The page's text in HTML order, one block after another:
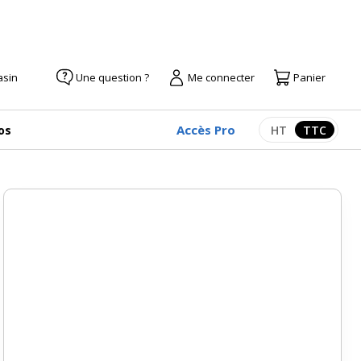
Une question ? Me connecter Panier
Accès Pro Afficher les
HT TTC